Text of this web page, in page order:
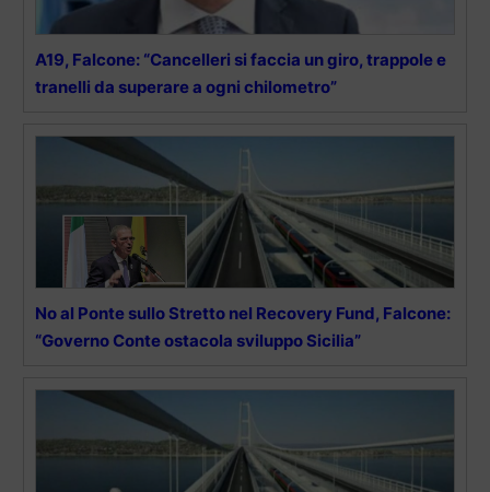
A19, Falcone: “Cancelleri si faccia un giro, trappole e
tranelli da superare a ogni chilometro”
No al Ponte sullo Stretto nel Recovery Fund, Falcone:
“Governo Conte ostacola sviluppo Sicilia”